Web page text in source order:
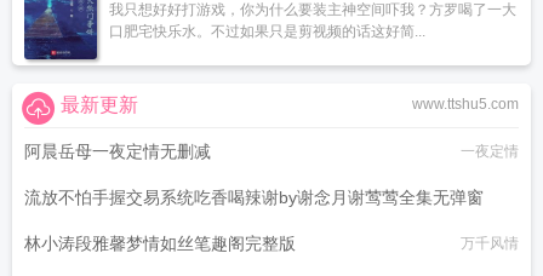
我只想好好打游戏，你为什么要装主神空间吓我？方罗喝了一大
口肥宅快乐水。不过如果只是剪视频的话这好简...
www.ttshu5.com
最新更新
阿晨岳母一夜定情无删减 一夜定情
流放不怕手握交易系统吃香喝辣谢by谢念月谢莺莺全集无弹窗
花生西瓜
林小涛段雅馨梦情如丝笔趣阁完整版 万千风情